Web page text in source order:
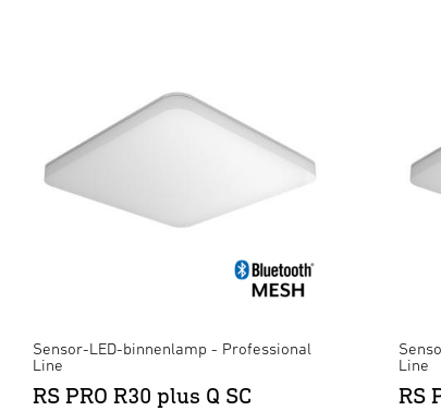
Sensor-LED-binnenlamp - Professional
Line
RS PRO R30 plus Q SC
Line
RS